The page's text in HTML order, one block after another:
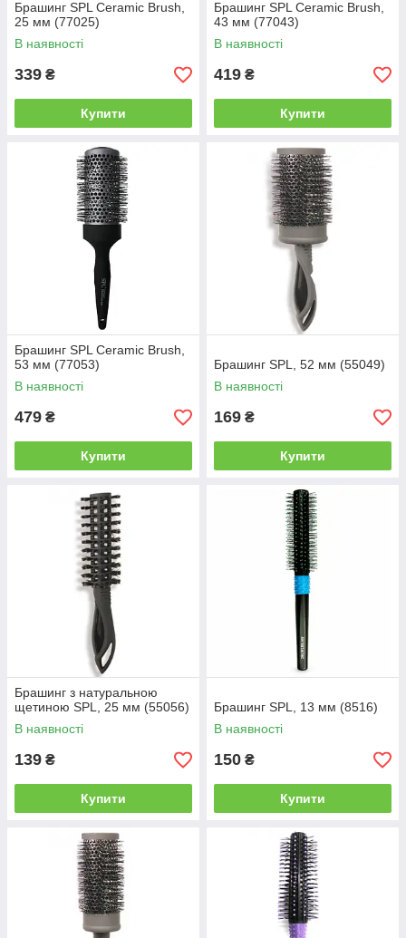
Брашинг SPL Ceramic Brush,
25 мм (77025)
В наявності
339 ₴
Купити
Брашинг SPL Ceramic Brush,
43 мм (77043)
В наявності
419 ₴
Купити
Брашинг SPL Ceramic Brush,
53 мм (77053)
В наявності
479 ₴
Купити
Брашинг SPL, 52 мм (55049)
В наявності
169 ₴
Купити
Брашинг з натуральною
щетиною SPL, 25 мм (55056)
В наявності
139 ₴
Купити
Брашинг SPL, 13 мм (8516)
В наявності
150 ₴
Купити